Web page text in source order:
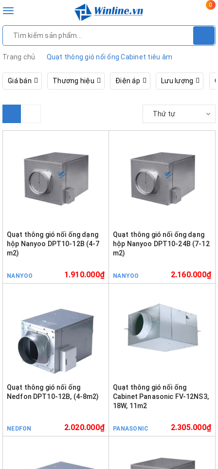
Toggle
0
Trang chủ Quạt thông gió nối ống Cabinet tiêu âm
Giá bán Thương hiệu Điện áp Lưu lượng
Thứ tự
Quạt thông gió nối ống dạng
hộp Nanyoo DPT10-12B (4-7
m2)
NANYOO 1.910.000₫
Quạt thông gió nối ống dạng
hộp Nanyoo DPT10-24B (7-12
m2)
NANYOO 2.160.000₫
Quạt thông gió nối ống
Nedfon DPT10-12B, (4-8m2)
NEDFON 2.020.000₫
Quạt thông gió nối ống
Cabinet Panasonic FV-12NS3,
18W, 11m2
PANASONIC 2.305.000₫